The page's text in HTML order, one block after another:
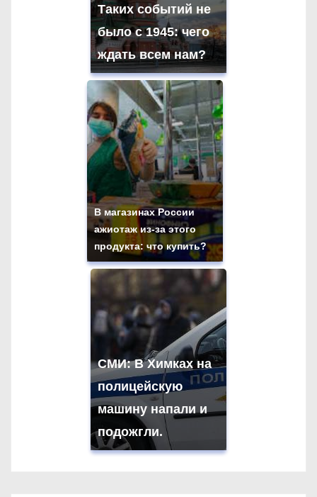
Таких событий не
было с 1945: чего
ждать всем нам?
В магазинах России
ажиотаж из-за этого
продукта: что купить?
СМИ: В Химках на
полицейскую
машину напали и
подожгли.